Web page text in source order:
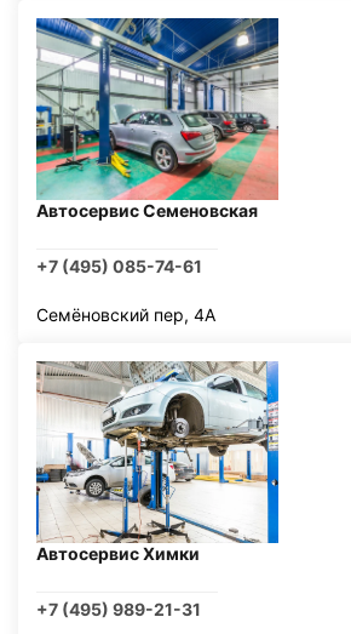
Автосервис Семеновская
+7 (495) 085-74-61
Семёновский пер, 4А
Автосервис Химки
+7 (495) 989-21-31